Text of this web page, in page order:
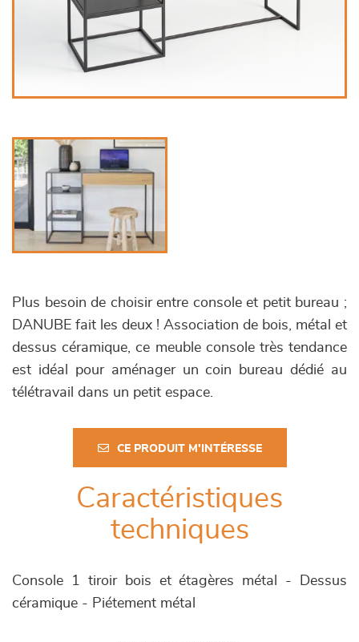
Plus besoin de choisir entre console et petit bureau ;
DANUBE fait les deux ! Association de bois, métal et
dessus céramique, ce meuble console très tendance
est idéal pour aménager un coin bureau dédié au
télétravail dans un petit espace.
CE PRODUIT M'INTÉRESSE
Caractéristiques
techniques
Console 1 tiroir bois et étagères métal - Dessus
céramique - Piétement métal